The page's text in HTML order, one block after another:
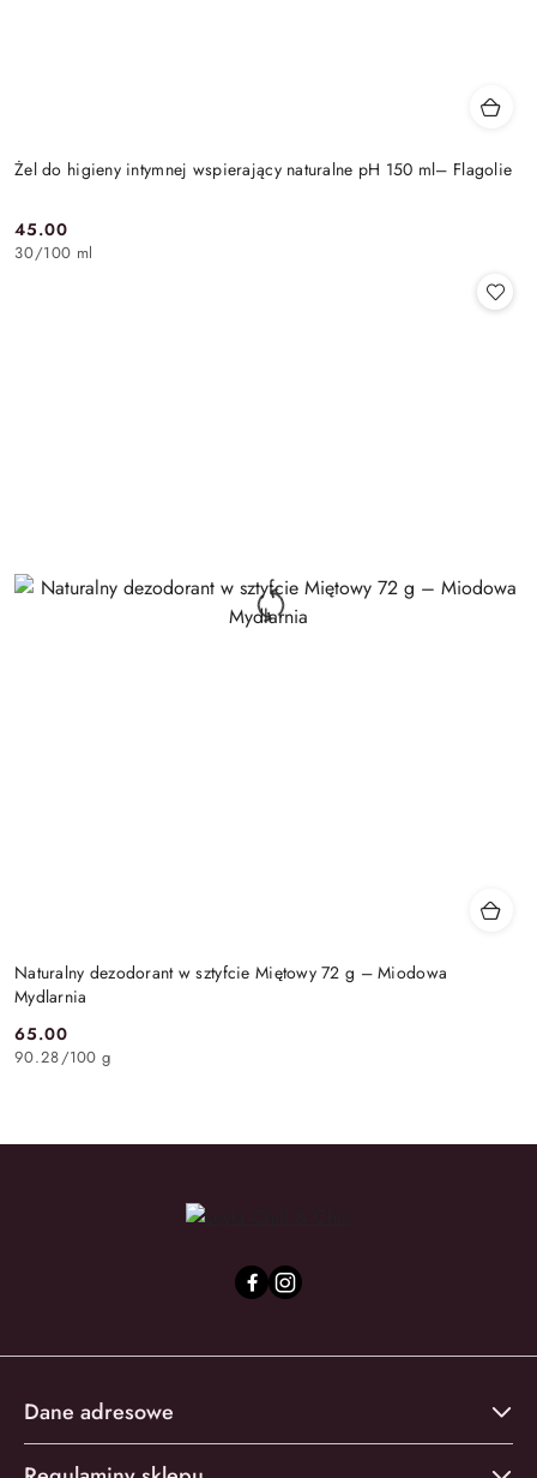
Żel do higieny intymnej wspierający naturalne pH 150 ml– Flagolie
Cena:
45.00
30/100 ml
Naturalny dezodorant w sztyfcie Miętowy 72 g – Miodowa
Mydlarnia
Cena:
65.00
90.28/100 g
Dane adresowe